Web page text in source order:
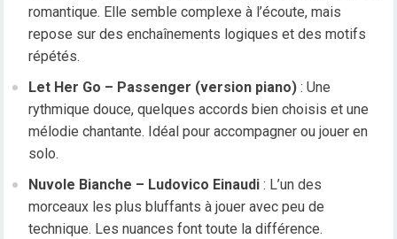
romantique. Elle semble complexe à l’écoute, mais
repose sur des enchaînements logiques et des motifs
répétés.
Let Her Go – Passenger (version piano) : Une
rythmique douce, quelques accords bien choisis et une
mélodie chantante. Idéal pour accompagner ou jouer en
solo.
Nuvole Bianche – Ludovico Einaudi : L’un des
morceaux les plus bluffants à jouer avec peu de
technique. Les nuances font toute la différence.